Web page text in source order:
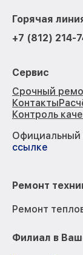
Горячая
+7 (812) 214-
Сервис
Срочный
Контакты
Контроль
Официальный
ссылке
Ремонт
Ремонт
Филиал в